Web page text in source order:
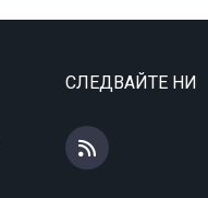
СЛЕДВАЙТЕ НИ